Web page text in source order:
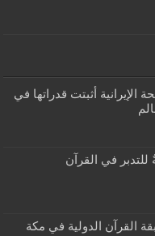
أثبتت قدراتها في
للتدبر في القرآن